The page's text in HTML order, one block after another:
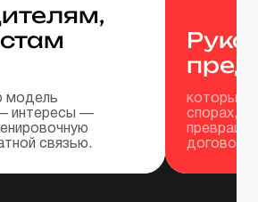
модель
интересы —
связью.
которые
спорах,